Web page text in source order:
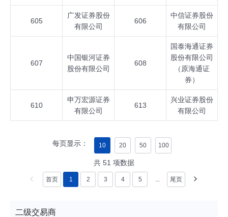
605
广发证券股份
有限公司
606
中信证券股份
有限公司
607
中国银河证券
股份有限公司
608
国泰海通证券
股份有限公司
（原海通证
券）
610
申万宏源证券
有限公司
613
兴业证券股份
有限公司
每页显示： 10 20 50 100
共 51 项数据
首页 1 2 3 4 5 ... 尾页
二级交易商